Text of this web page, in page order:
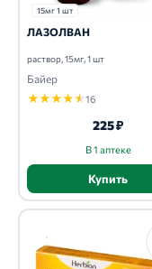
15мг 1 шт
ЛАЗОЛВАН
раствор, 15мг, 1 шт
Байер
★★★★★16
225 ₽
В 1 аптеке
Купить